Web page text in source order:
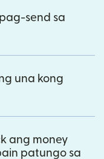
send sa
una kong
ang money
patungo sa